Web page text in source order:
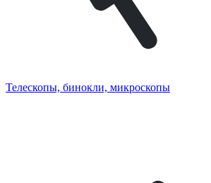
Телескопы, бинокли, микроскопы